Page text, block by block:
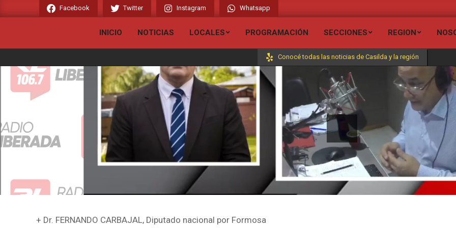
to
Facebook Twitter Instagram Whatsapp
Bienvenido a Grupo Liberado - Radio Liberada FM 106.7 // Visita todas nuestras secciones y entérate de
INICIO NOTICIAS LOCALES PROGRAMACIÓN SECCIONES REGION
Conocé todas las noticias de Casilda y la región
+ Dr. FERNANDO CARBAJAL, Diputado nacional por Formosa